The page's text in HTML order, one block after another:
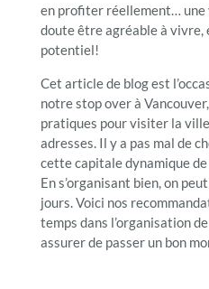
en profiter réellement… une
doute être agréable à vivre,
potentiel!
Cet article de blog est
notre stop over à
pratiques pour visiter la
adresses. Il y a pas mal de
cette capitale dynamique
En s’organisant bien, on
jours. Voici nos
temps dans l’organisation
assurer de passer un bon